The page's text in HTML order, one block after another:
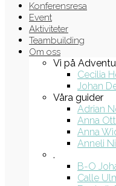
Konferensresa
Event
Aktiviteter
Teambuilding
Om oss
Vi på
Cecilia
Johan
Våra guider
Adrian
Anna
Anna
Anneli
.
B-O
Calle